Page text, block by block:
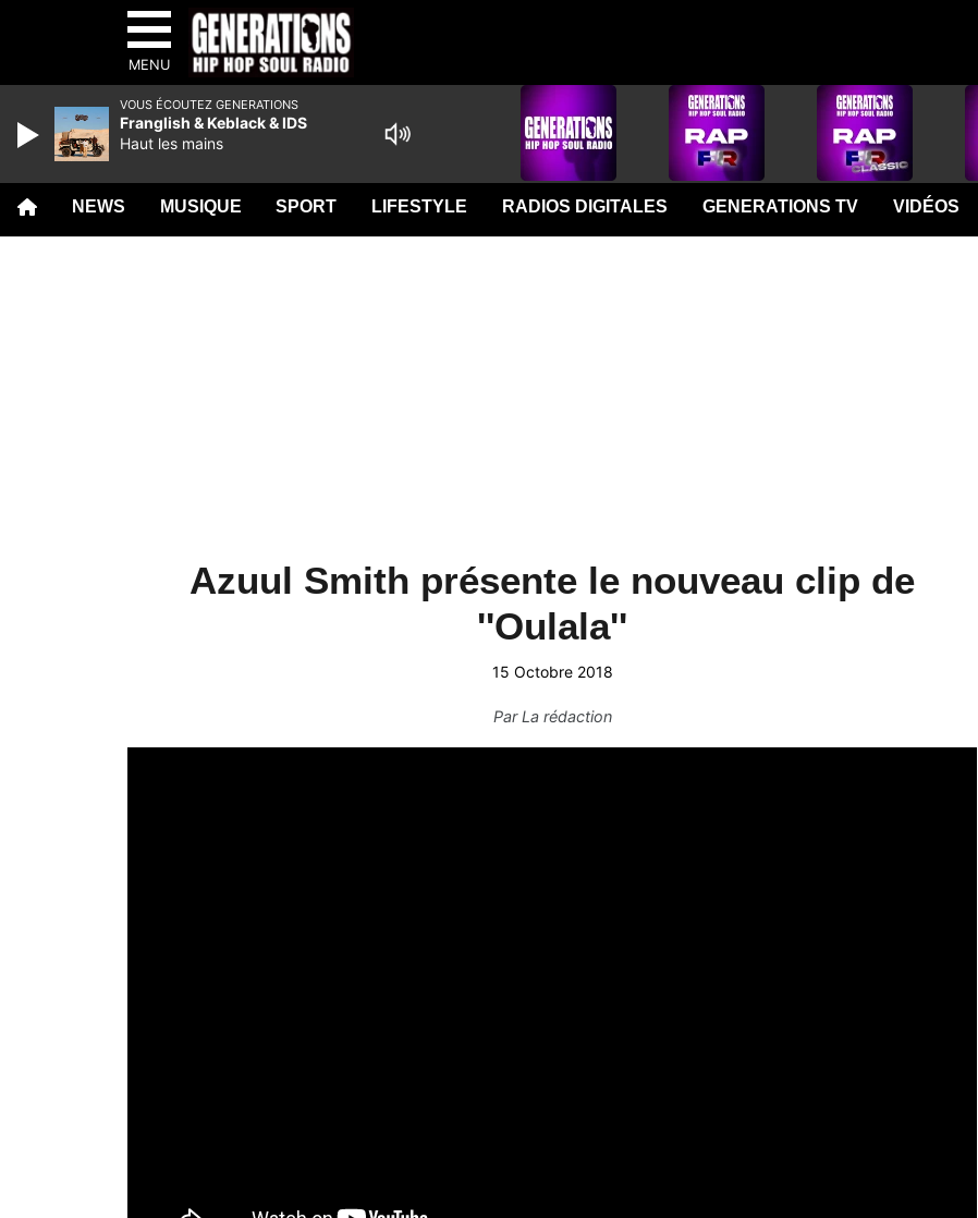
MENU
NEWS MUSIQUE SPORT LIFESTYLE RADIOS DIGITALES GENERATIONS TV VIDÉOS
Azuul Smith présente le nouveau clip de
''Oulala''
15 Octobre 2018
ParLa rédaction
VOUS ÉCOUTEZ GENERATIONS
Franglish & Keblack & IDS
Haut les mains